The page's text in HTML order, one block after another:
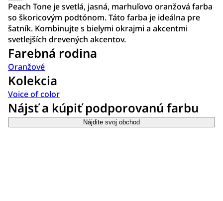
Peach Tone je svetlá, jasná, marhuľovo oranžová farba
so škoricovým podtónom. Táto farba je ideálna pre
šatník. Kombinujte s bielymi okrajmi a akcentmi
svetlejších drevených akcentov.
Farebná rodina
Oranžové
Kolekcia
Voice of color
Nájsť a kúpiť podporovanú farbu
Nájdite svoj obchod